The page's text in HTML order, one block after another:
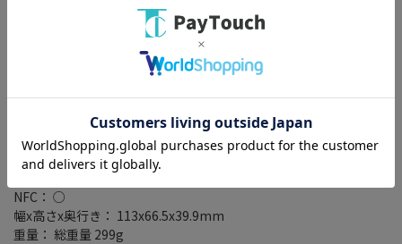
手ブレ補正機構： レンズシフト方式/電子式
セルフタイマー： 10/5/2秒
Wi-Fi： ○
Bluetooth対応(常時接続)： ○
PictBridge対応： ○
NFC： ○
幅x高さx奥行き： 113x66.5x39.9mm
重量： 総重量 299g